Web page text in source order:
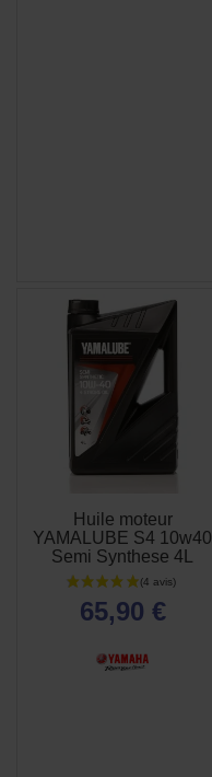
Huile moteur
YAMALUBE S4 10w40
Semi Synthese 4L
65,90 €
 APERÇU
RAPIDE